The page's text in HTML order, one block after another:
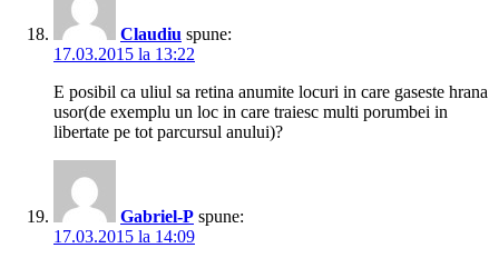
Claudiu spune:
17.03.2015 la 13:22
E posibil ca uliul sa retina anumite locuri in care gaseste hrana
usor(de exemplu un loc in care traiesc multi porumbei in
libertate pe tot parcursul anului)?
Gabriel-P spune:
17.03.2015 la 14:09